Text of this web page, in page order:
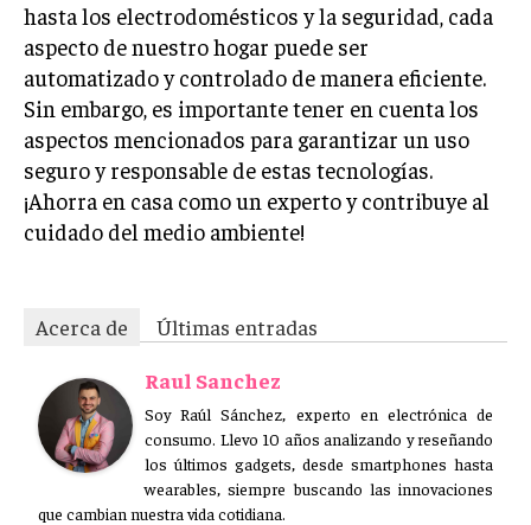
hasta los electrodomésticos y la seguridad, cada
aspecto de nuestro hogar puede ser
automatizado y controlado de manera eficiente.
Sin embargo, es importante tener en cuenta los
aspectos mencionados para garantizar un uso
seguro y responsable de estas tecnologías.
¡Ahorra en casa como un experto y contribuye al
cuidado del medio ambiente!
Acerca de
Últimas entradas
Raul Sanchez
Soy Raúl Sánchez, experto en electrónica de
consumo. Llevo 10 años analizando y reseñando
los últimos gadgets, desde smartphones hasta
wearables, siempre buscando las innovaciones
que cambian nuestra vida cotidiana.